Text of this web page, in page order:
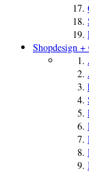
Shopdesign +